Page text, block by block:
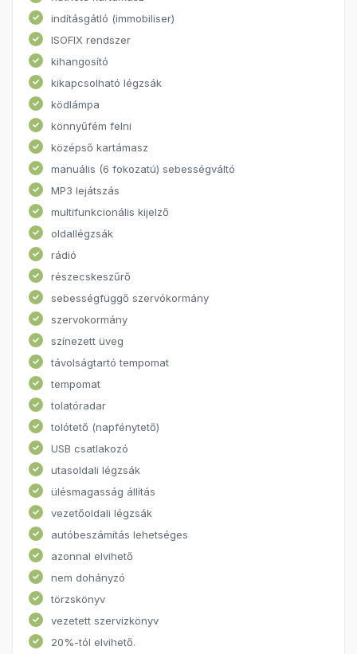
indításgátló (immobiliser)
ISOFIX rendszer
kihangosító
kikapcsolható légzsák
ködlámpa
könnyűfém felni
középső kartámasz
manuális (6 fokozatú) sebességváltó
MP3 lejátszás
multifunkcionális kijelző
oldallégzsák
rádió
részecskeszűrő
sebességfüggő szervókormány
szervokormány
színezett üveg
távolságtartó tempomat
tempomat
tolatóradar
tolótető (napfénytető)
USB csatlakozó
utasoldali légzsák
ülésmagasság állítás
vezetőoldali légzsák
autóbeszámítás lehetséges
azonnal elvihető
nem dohányzó
törzskönyv
vezetett szervizkönyv
20%-tól elvihető.